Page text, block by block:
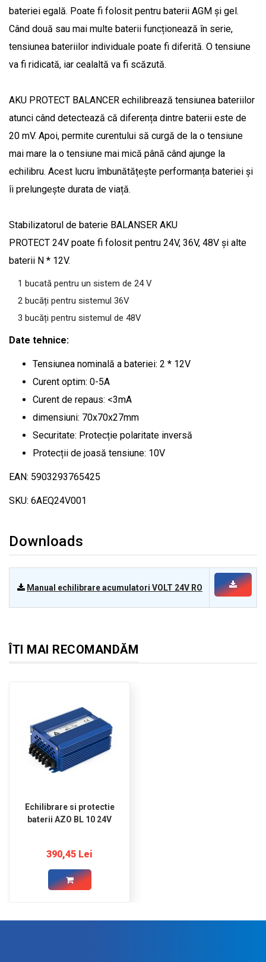
bateriei egală. Poate fi folosit pentru baterii AGM și gel.
Când două sau mai multe baterii funcționează în serie,
tensiunea bateriilor individuale poate fi diferită. O tensiune
va fi ridicată, iar cealaltă va fi scăzută.
AKU PROTECT BALANCER echilibrează tensiunea bateriilor
atunci când detectează că diferența dintre baterii este de
20 mV. Apoi, permite curentului să curgă de la o tensiune
mai mare la o tensiune mai mică până când ajunge la
echilibru. Acest lucru îmbunătățește performanța bateriei și
îi prelungește durata de viață.
Stabilizatorul de baterie BALANSER AKU
PROTECT 24V poate fi folosit pentru 24V, 36V, 48V și alte
baterii N * 12V.
1 bucată pentru un sistem de 24 V
2 bucăți pentru sistemul 36V
3 bucăți pentru sistemul de 48V
Date tehnice:
Tensiunea nominală a bateriei: 2 * 12V
Curent optim: 0-5A
Curent de repaus: <3mA
dimensiuni: 70x70x27mm
Securitate: Protecție polaritate inversă
Protecții de joasă tensiune: 10V
EAN: 5903293765425
SKU: 6AEQ24V001
Downloads
Manual echilibrare acumulatori VOLT 24V RO
ÎTI MAI RECOMANDĂM
Echilibrare si protectie
baterii AZO BL 10 24V
390,45 Lei